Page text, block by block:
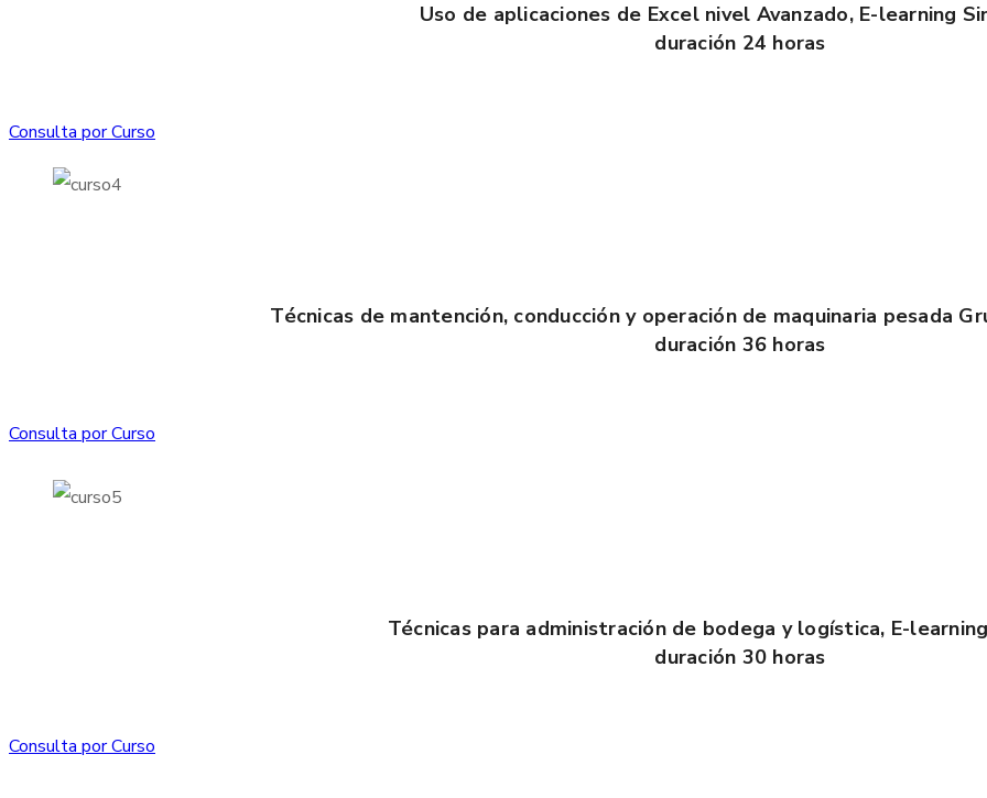
Uso de aplicaciones de Excel nivel Avanzado, E-learning
duración 24 horas
Consulta por Curso
Técnicas de mantención, conducción y operación de maquinaria pesada
duración 36 horas
Consulta por Curso
Técnicas para administración de bodega y logística, E-
duración 30 horas
Consulta por Curso